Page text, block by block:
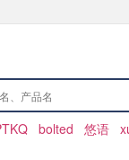
bolted 悠语